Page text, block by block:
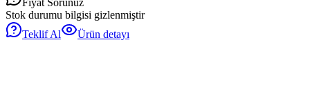
Fiyat Sorunuz
Stok durumu bilgisi gizlenmiştir
Teklif Al
Ürün detayı